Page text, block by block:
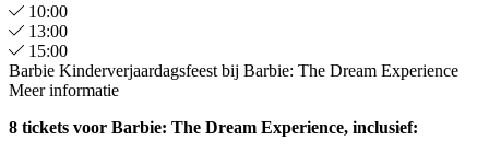
10:00
13:00
15:00
Barbie Kinderverjaardagsfeest bij Barbie: The Dream Experience
Meer informatie
8 tickets voor Barbie: The Dream Experience, inclusief: